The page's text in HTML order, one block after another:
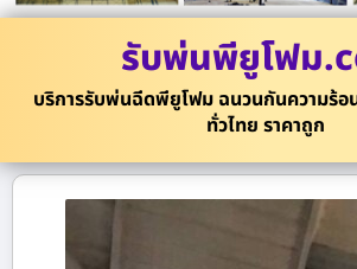
รับพ่นพียูโฟม
บริการรับพ่นฉีดพียูโฟม ฉนวนกันความร้
ทั่วไทย ราคาถูก